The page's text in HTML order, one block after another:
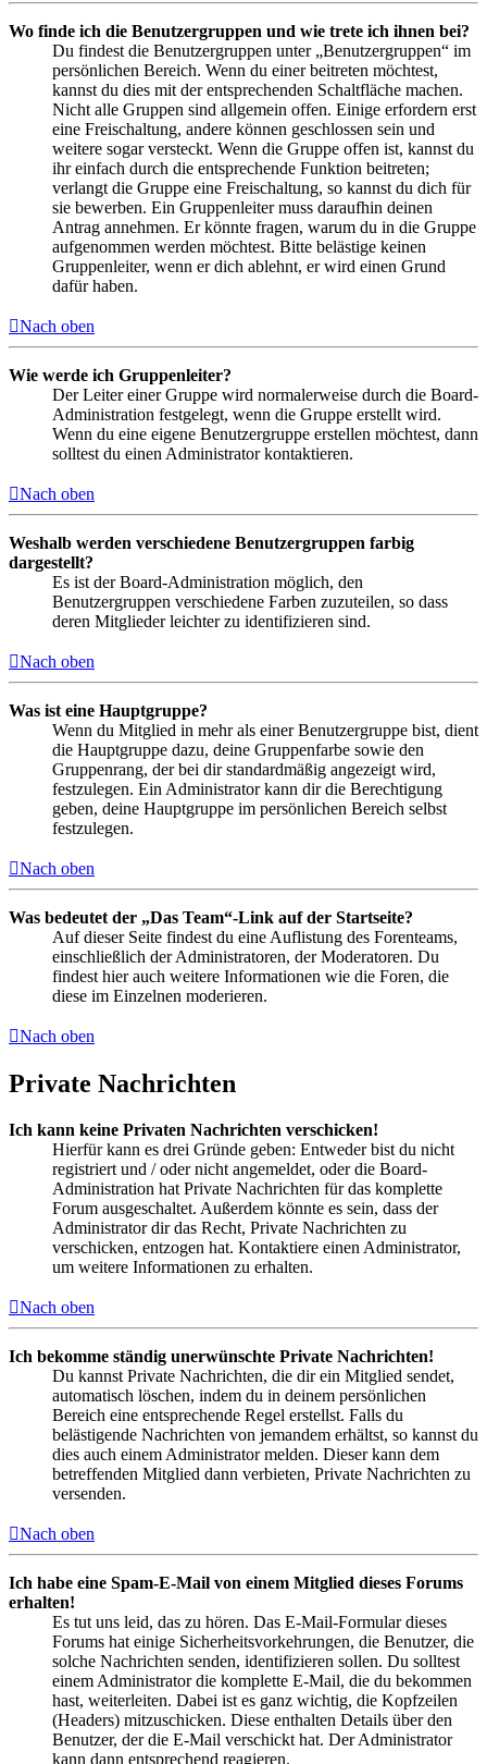
Wo finde ich die Benutzergruppen und wie trete ich ihnen bei?
Du findest die Benutzergruppen unter „Benutzergruppen“ im
persönlichen Bereich. Wenn du einer beitreten möchtest,
kannst du dies mit der entsprechenden Schaltfläche machen.
Nicht alle Gruppen sind allgemein offen. Einige erfordern erst
eine Freischaltung, andere können geschlossen sein und
weitere sogar versteckt. Wenn die Gruppe offen ist, kannst du
ihr einfach durch die entsprechende Funktion beitreten;
verlangt die Gruppe eine Freischaltung, so kannst du dich für
sie bewerben. Ein Gruppenleiter muss daraufhin deinen
Antrag annehmen. Er könnte fragen, warum du in die Gruppe
aufgenommen werden möchtest. Bitte belästige keinen
Gruppenleiter, wenn er dich ablehnt, er wird einen Grund
dafür haben.
Nach oben
Wie werde ich Gruppenleiter?
Der Leiter einer Gruppe wird normalerweise durch die Board-
Administration festgelegt, wenn die Gruppe erstellt wird.
Wenn du eine eigene Benutzergruppe erstellen möchtest, dann
solltest du einen Administrator kontaktieren.
Nach oben
Weshalb werden verschiedene Benutzergruppen farbig
dargestellt?
Es ist der Board-Administration möglich, den
Benutzergruppen verschiedene Farben zuzuteilen, so dass
deren Mitglieder leichter zu identifizieren sind.
Nach oben
Was ist eine Hauptgruppe?
Wenn du Mitglied in mehr als einer Benutzergruppe bist, dient
die Hauptgruppe dazu, deine Gruppenfarbe sowie den
Gruppenrang, der bei dir standardmäßig angezeigt wird,
festzulegen. Ein Administrator kann dir die Berechtigung
geben, deine Hauptgruppe im persönlichen Bereich selbst
festzulegen.
Nach oben
Was bedeutet der „Das Team“-Link auf der Startseite?
Auf dieser Seite findest du eine Auflistung des Forenteams,
einschließlich der Administratoren, der Moderatoren. Du
findest hier auch weitere Informationen wie die Foren, die
diese im Einzelnen moderieren.
Nach oben
Private Nachrichten
Ich kann keine Privaten Nachrichten verschicken!
Hierfür kann es drei Gründe geben: Entweder bist du nicht
registriert und / oder nicht angemeldet, oder die Board-
Administration hat Private Nachrichten für das komplette
Forum ausgeschaltet. Außerdem könnte es sein, dass der
Administrator dir das Recht, Private Nachrichten zu
verschicken, entzogen hat. Kontaktiere einen Administrator,
um weitere Informationen zu erhalten.
Nach oben
Ich bekomme ständig unerwünschte Private Nachrichten!
Du kannst Private Nachrichten, die dir ein Mitglied sendet,
automatisch löschen, indem du in deinem persönlichen
Bereich eine entsprechende Regel erstellst. Falls du
belästigende Nachrichten von jemandem erhältst, so kannst du
dies auch einem Administrator melden. Dieser kann dem
betreffenden Mitglied dann verbieten, Private Nachrichten zu
versenden.
Nach oben
Ich habe eine Spam-E-Mail von einem Mitglied dieses Forums
erhalten!
Es tut uns leid, das zu hören. Das E-Mail-Formular dieses
Forums hat einige Sicherheitsvorkehrungen, die Benutzer, die
solche Nachrichten senden, identifizieren sollen. Du solltest
einem Administrator die komplette E-Mail, die du bekommen
hast, weiterleiten. Dabei ist es ganz wichtig, die Kopfzeilen
(Headers) mitzuschicken. Diese enthalten Details über den
Benutzer, der die E-Mail verschickt hat. Der Administrator
kann dann entsprechend reagieren.